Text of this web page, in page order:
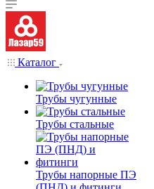
Каталог
Трубы чугунные
Трубы стальные
Трубы напорные ПЭ